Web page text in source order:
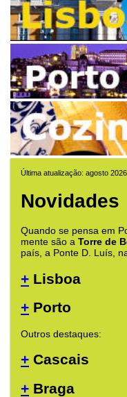
Última atualização: agosto 2026
Novidades
Quando se pensa em
mente são a Torre de
país, a Ponte D. Luís,
+ Lisboa
+ Porto
Outros destaques:
+ Cascais
+ Braga